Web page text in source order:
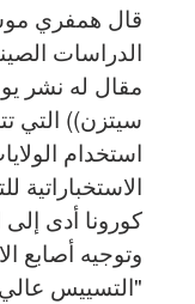
قال همفري
الدراسات
مقال له نشر
سيتزن)) التي
استخدام
كورونا أدى
وتوجيه أصابع
"التسييس